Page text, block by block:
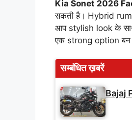
Kia Sonet 2026
सकती है। Hybrid
आप stylish look के
एक strong option बन
सम्बंधित ख़बरें
Bajaj